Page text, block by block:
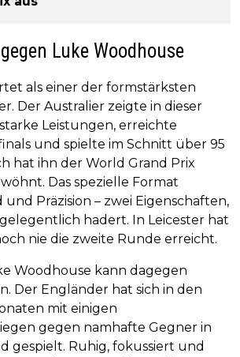
Luke Woodhouse
als einer der formstärksten
Der Australier zeigte in dieser
Leistungen, erreichte
und spielte im Schnitt über 95
hat ihn der World Grand Prix
Das spezielle Format
Präzision – zwei Eigenschaften,
hadert. In Leicester hat
nie die zweite Runde erreicht.
Woodhouse kann dagegen
Der Engländer hat sich in den
mit einigen
gegen namhafte Gegner in
gespielt. Ruhig, fokussiert und